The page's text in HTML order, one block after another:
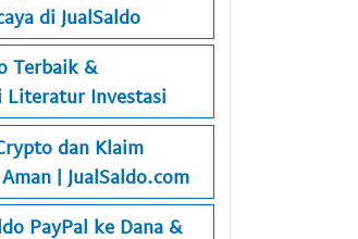
di JualSaldo
Terbaik &
Literatur Investasi
dan Klaim
| JualSaldo.com
PayPal ke Dana &